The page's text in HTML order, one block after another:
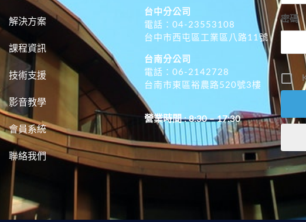
解決方案
課程資訊
技術支援
影音教學
會員系統
聯絡我們
台中分公司
電話：04-23553108
台中市西屯區工業區八路11號
台南分公司
電話：06-2142728
台南市東區裕農路520號3樓
營業時間 : 8:30 – 17:30
密碼